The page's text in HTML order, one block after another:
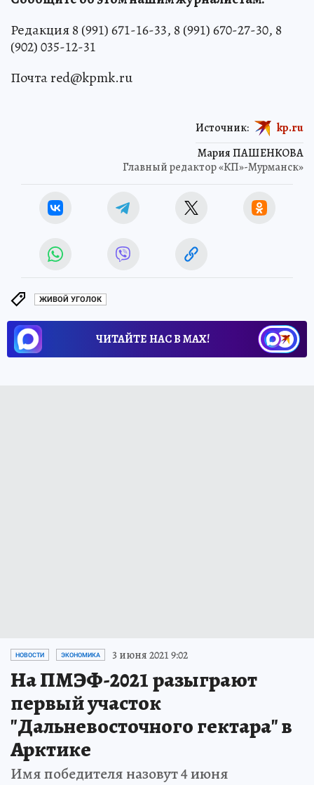
Редакция 8 (991) 671-16-33, 8 (991) 670-27-30, 8
(902) 035-12-31
Почта red@kpmk.ru
Мария ПАШЕНКОВА
Главный редактор «КП»-Мурманск»
Источник: kp.ru
ЖИВОЙ УГОЛОК
ЧИТАЙТЕ НАС В МАХ!
НОВОСТИ ЭКОНОМИКА 3 июня 2021 9:02
На ПМЭФ-2021 разыграют
первый участок
"Дальневосточного гектара" в
Арктике
Имя победителя назовут 4 июня